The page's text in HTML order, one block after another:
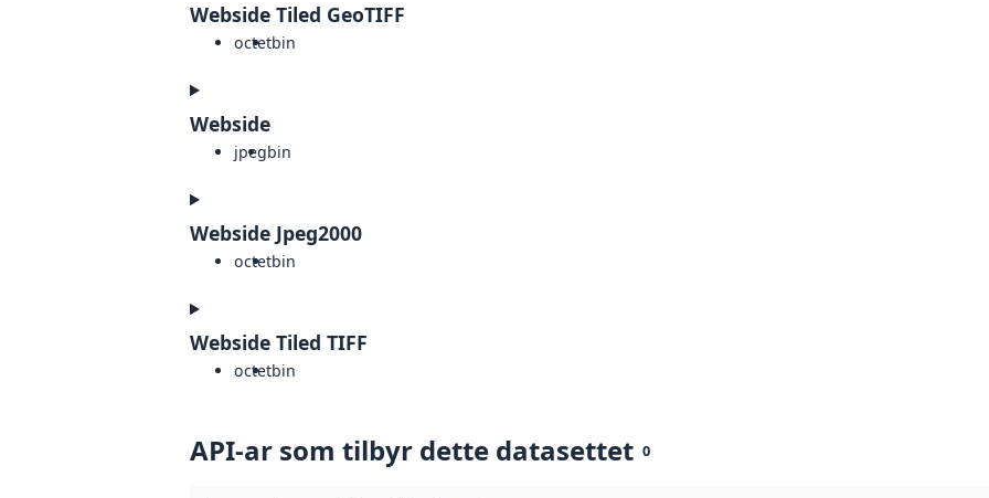
Webside Tiled GeoTIFF
octetbin
Webside
jpegbin
Webside Jpeg2000
octetbin
Webside Tiled TIFF
octetbin
API-ar som tilbyr dette datasettet 0